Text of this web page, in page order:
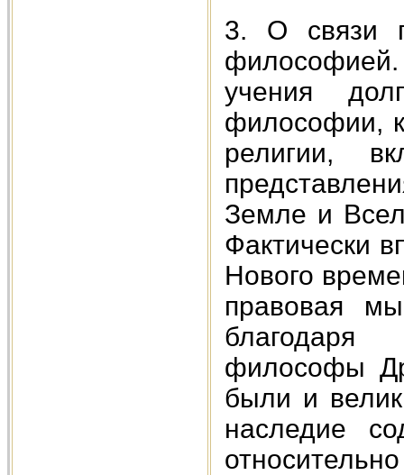
3. О связи
учения
философии,
религии,
Земле и
Фактически
Нового
правовая
философы
были и
наследие